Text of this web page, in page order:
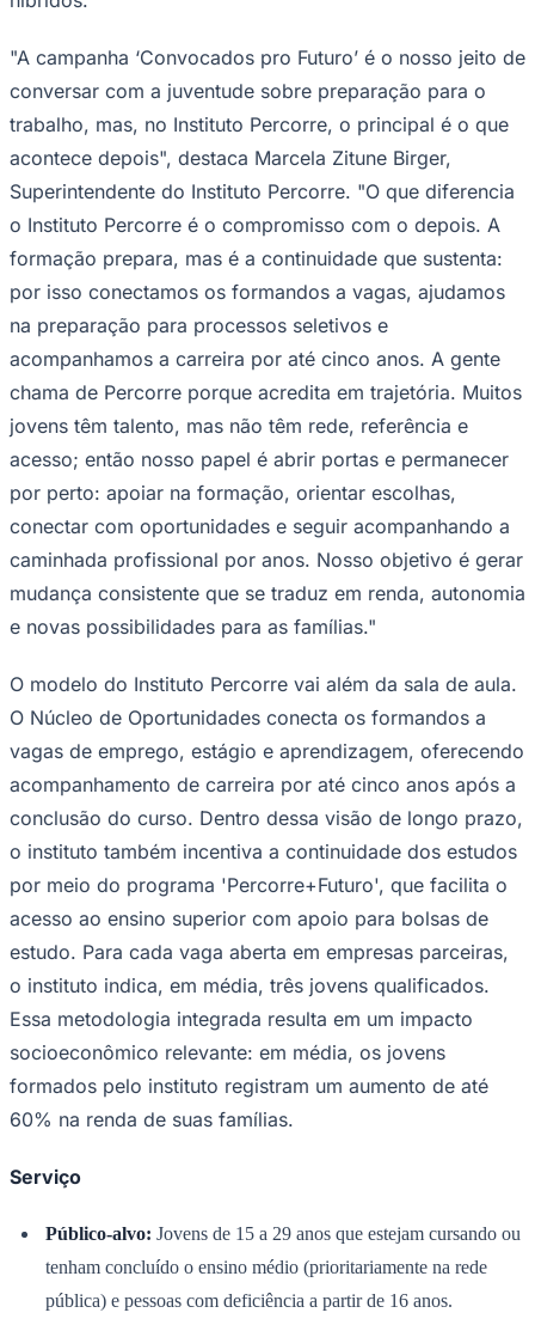
Corinthians
"A campanha ‘Convocados pro Futuro’ é o nosso jeito de
conversar com a juventude sobre preparação para o
trabalho, mas, no Instituto Percorre, o principal é o que
acontece depois", destaca Marcela Zitune Birger,
Superintendente do Instituto Percorre. "O que diferencia
o Instituto Percorre é o compromisso com o depois. A
formação prepara, mas é a continuidade que sustenta:
por isso conectamos os formandos a vagas, ajudamos
na preparação para processos seletivos e
acompanhamos a carreira por até cinco anos. A gente
chama de Percorre porque acredita em trajetória. Muitos
jovens têm talento, mas não têm rede, referência e
acesso; então nosso papel é abrir portas e permanecer
por perto: apoiar na formação, orientar escolhas,
conectar com oportunidades e seguir acompanhando a
caminhada profissional por anos. Nosso objetivo é gerar
mudança consistente que se traduz em renda, autonomia
e novas possibilidades para as famílias."
O modelo do Instituto Percorre vai além da sala de aula.
O Núcleo de Oportunidades conecta os formandos a
vagas de emprego, estágio e aprendizagem, oferecendo
acompanhamento de carreira por até cinco anos após a
conclusão do curso. Dentro dessa visão de longo prazo,
o instituto também incentiva a continuidade dos estudos
por meio do programa 'Percorre+Futuro', que facilita o
acesso ao ensino superior com apoio para bolsas de
estudo. Para cada vaga aberta em empresas parceiras,
o instituto indica, em média, três jovens qualificados.
Essa metodologia integrada resulta em um impacto
socioeconômico relevante: em média, os jovens
formados pelo instituto registram um aumento de até
60% na renda de suas famílias.
Serviço
Público-alvo: Jovens de 15 a 29 anos que estejam cursando ou
tenham concluído o ensino médio (prioritariamente na rede
pública) e pessoas com deficiência a partir de 16 anos.